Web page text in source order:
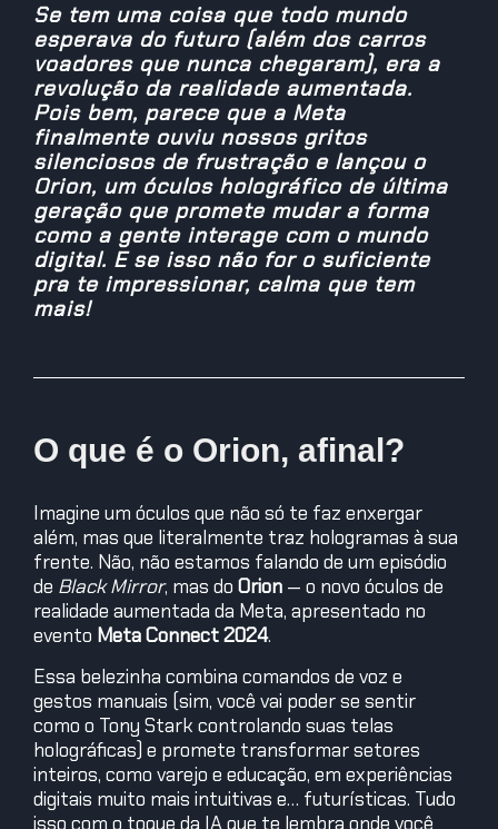
Se tem uma coisa que todo mundo
esperava do futuro (além dos carros
voadores que nunca chegaram), era a
revolução da realidade aumentada.
Pois bem, parece que a Meta
finalmente ouviu nossos gritos
silenciosos de frustração e lançou o
Orion, um óculos holográfico de última
geração que promete mudar a forma
como a gente interage com o mundo
digital. E se isso não for o suficiente
pra te impressionar, calma que tem
mais!
O que é o Orion, afinal?
Imagine um óculos que não só te faz enxergar
além, mas que literalmente traz hologramas à sua
frente. Não, não estamos falando de um episódio
de Black Mirror, mas do Orion — o novo óculos de
realidade aumentada da Meta, apresentado no
evento Meta Connect 2024.
Essa belezinha combina comandos de voz e
gestos manuais (sim, você vai poder se sentir
como o Tony Stark controlando suas telas
holográficas) e promete transformar setores
inteiros, como varejo e educação, em experiências
digitais muito mais intuitivas e… futurísticas. Tudo
isso com o toque da IA que te lembra onde você